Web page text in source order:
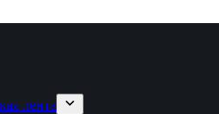
лента